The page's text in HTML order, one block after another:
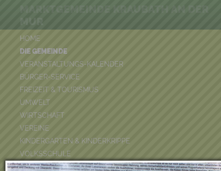
HOME
DIE GEMEINDE
VERANSTALTUNGS-KALENDER
BÜRGER-SERVICE
FREIZEIT & TOURISMUS
UMWELT
WIRTSCHAFT
VEREINE
KINDERGARTEN & KINDERKRIPPE
VOLKSSCHULE
BÜCHEREI
MUR